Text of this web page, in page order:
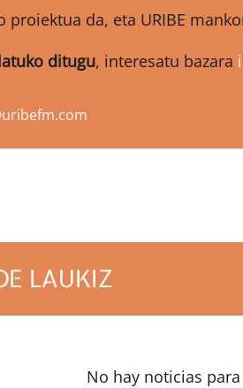
proiektua da, eta URIBE
ditugu, interesatu bazara
LAUKIZ
No hay noticias